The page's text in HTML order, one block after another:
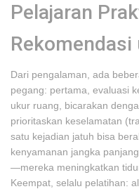
Pelajaran
Dari pengalaman, ada
pegang: pertama, evaluasi
ukur ruang, bicarakan
prioritaskan keselamatan
satu kejadian jatuh bisa
kenyamanan jangka
—mereka meningkatkan
Keempat, selalu pelatihan: